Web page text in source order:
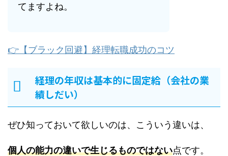
てますよね。
👉【ブラック回避】経理転職成功のコツ
経理の年収は基本的に固定給（会社の業
績しだい）
ぜひ知っておいて欲しいのは、こういう違いは、
個人の能力の違いで生じるものではない点です。